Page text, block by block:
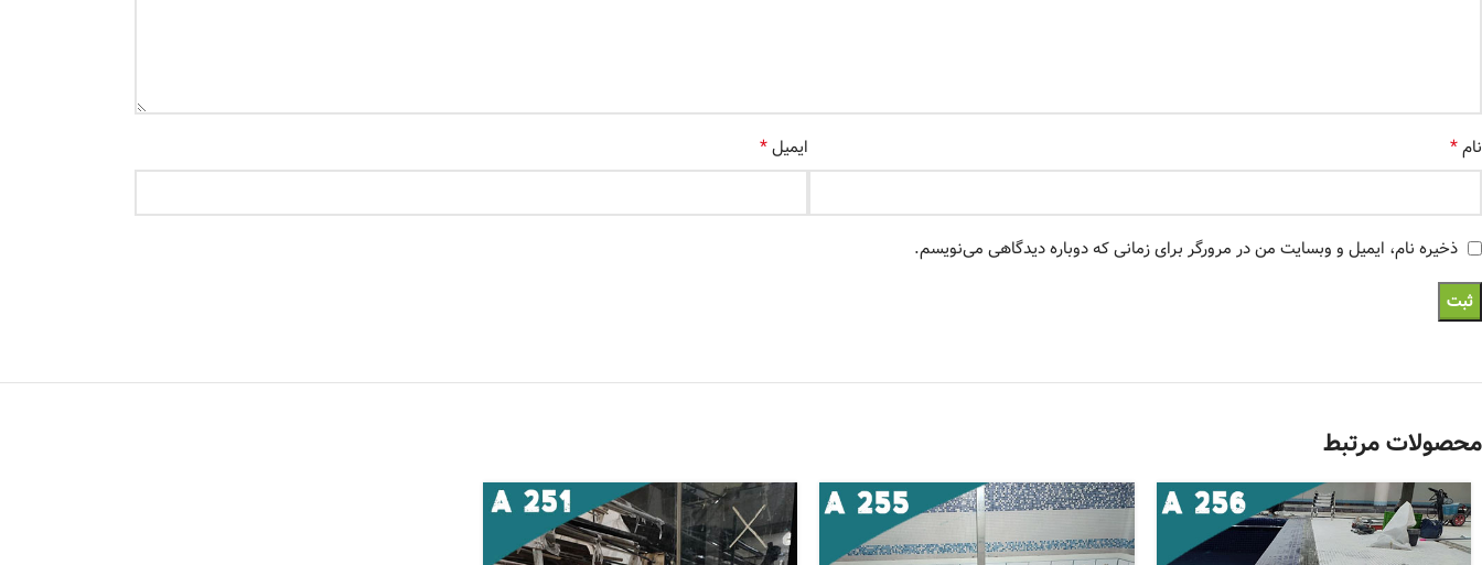
نام* ایمیل*
ذخیره نام، ایمیل و وبسایت من در مرورگر برای زمانی که دوباره دیدگاهی می‌نویسم.
محصولات مرتبط